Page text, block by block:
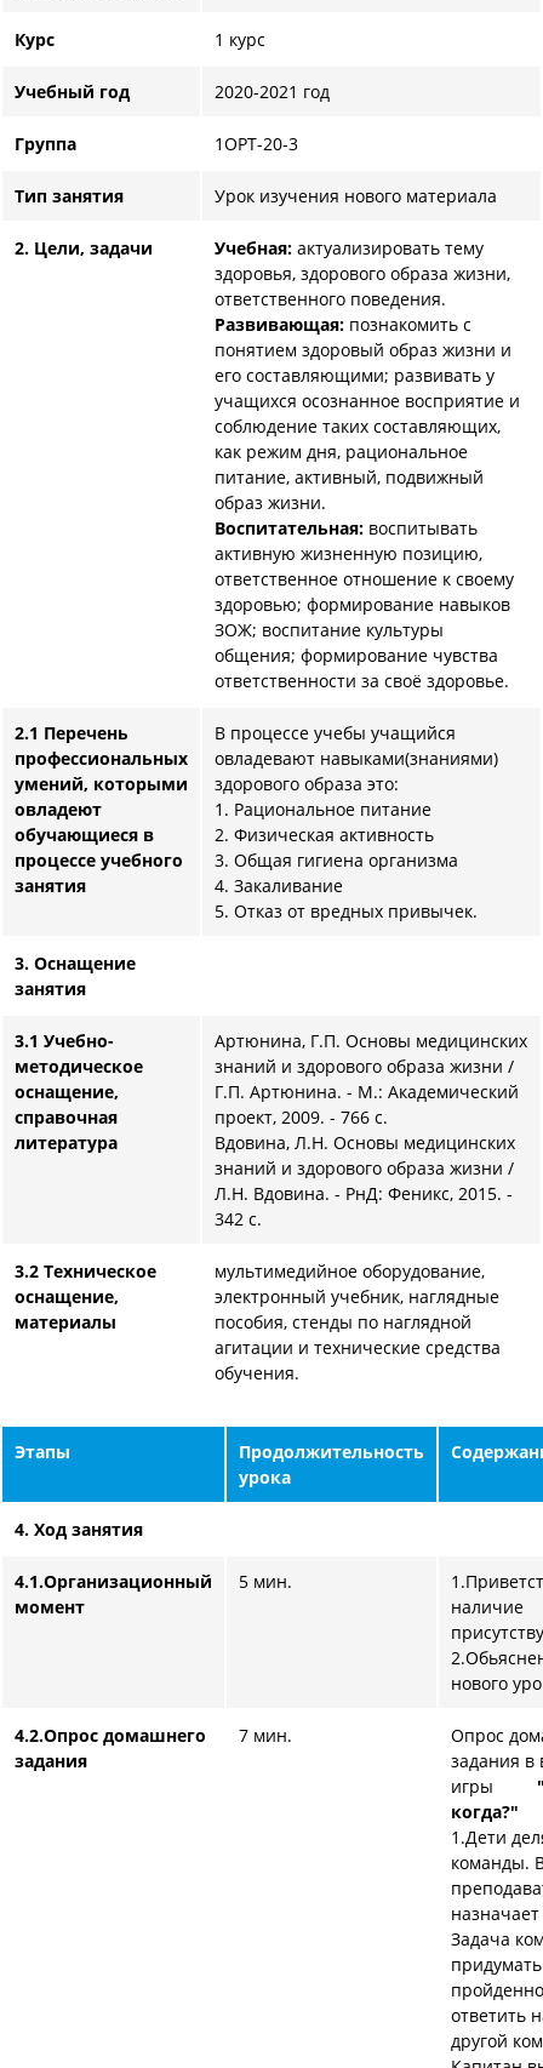
Курс 1 курс
Учебный год 2020-2021 год
Группа 1ОРТ-20-3
Тип занятия Урок изучения нового материала
2. Цели, задачи Учебная: актуализировать тему
здоровья, здорового образа жизни,
ответственного поведения.
Развивающая: познакомить с
понятием здоровый образ жизни и
его составляющими; развивать у
учащихся осознанное восприятие и
соблюдение таких составляющих,
как режим дня, рациональное
питание, активный, подвижный
образ жизни.
Воспитательная: воспитывать
активную жизненную позицию,
ответственное отношение к своему
здоровью; формирование навыков
ЗОЖ; воспитание культуры
общения; формирование чувства
ответственности за своё здоровье.
2.1 Перечень
профессиональных
умений, которыми
овладеют
обучающиеся в
процессе учебного
занятия
В процессе учебы учащийся
овладевают навыками(знаниями)
здорового образа это:
1. Рациональное питание
2. Физическая активность
3. Общая гигиена организма
4. Закаливание
5. Отказ от вредных привычек.
3. Оснащение
занятия
3.1 Учебно-
методическое
оснащение,
справочная
литература
Артюнина, Г.П. Основы медицинских
знаний и здорового образа жизни /
Г.П. Артюнина. - М.: Академический
проект, 2009. - 766 c.
Вдовина, Л.Н. Основы медицинских
знаний и здорового образа жизни /
Л.Н. Вдовина. - РнД: Феникс, 2015. -
342 c.
3.2 Техническое
оснащение,
материалы
мультимедийное оборудование,
электронный учебник, наглядные
пособия, стенды по наглядной
агитации и технические средства
обучения.
Этапы
Продолжительность
урока
4. Ход занятия
4.1.Организационный
момент
5 мин.
наличие
нового
4.2.Опрос домашнего
задания
7 мин.
Опрос
задания в
игры
когда?"
1.Дети
команды.
Задача
ответить
другой